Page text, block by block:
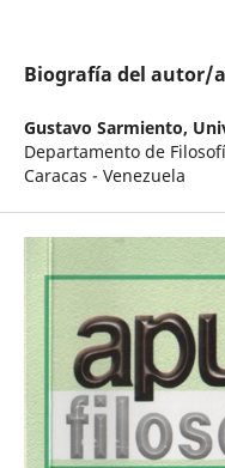
Biografía del autor/a
Gustavo Sarmiento,
Departamento de
Caracas - Venezuela